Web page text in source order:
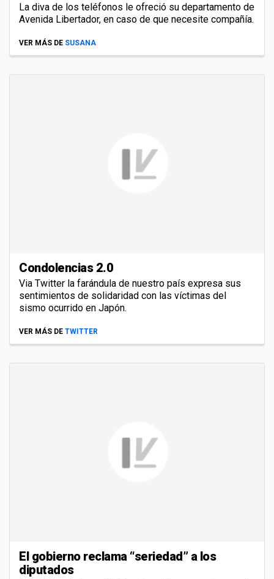
La diva de los teléfonos le ofreció su departamento de
Avenida Libertador, en caso de que necesite compañía.
VER MÁS DE SUSANA
Condolencias 2.0
Via Twitter la farándula de nuestro país expresa sus
sentimientos de solidaridad con las víctimas del
sismo ocurrido en Japón.
VER MÁS DE TWITTER
El gobierno reclama “seriedad” a los
diputados